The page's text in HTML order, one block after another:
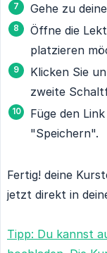
Gehe zu
Öffne die
platzieren
Klicken Sie
zweite
Füge den
"Speichern".
Fertig! deine
jetzt direkt in
Tipp: Du kannst